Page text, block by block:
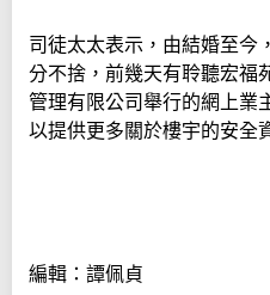
司徒太太表示，由結婚至今
分不捨，前幾天有聆聽宏福
管理有限公司舉行的網上業
以提供更多關於樓宇的安全
編輯：譚佩貞